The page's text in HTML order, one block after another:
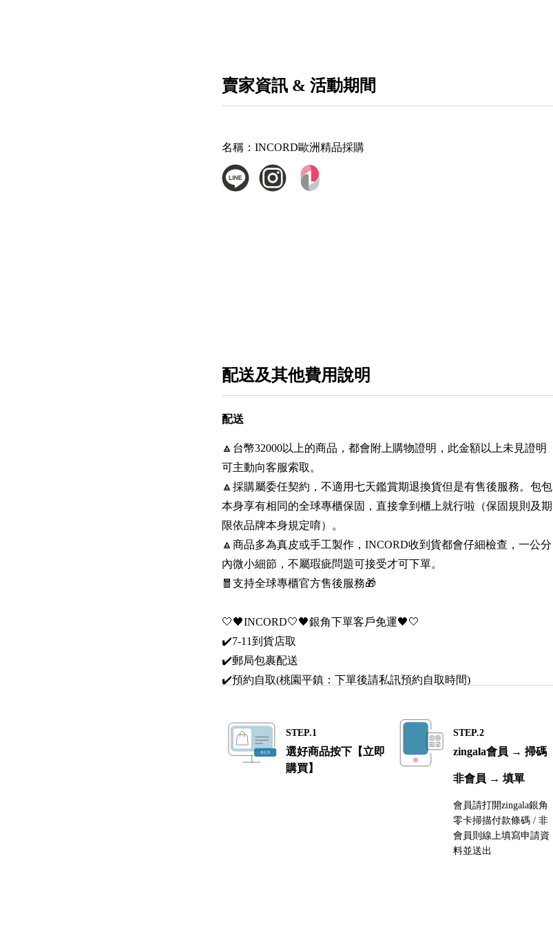
賣家資訊 & 活動期間
名稱： INCORD歐洲精品採購
配送及其他費用說明
配送
🔼台幣32000以上的商品，都會附上購物證明，此金額以上未見證明
可主動向客服索取。
🔼採購屬委任契約，不適用七天鑑賞期退換貨但是有售後服務。包包
本身享有相同的全球專櫃保固，直接拿到櫃上就行啦（保固規則及期
限依品牌本身規定唷）。
🔼商品多為真皮或手工製作，INCORD收到貨都會仔細檢查，一公分
內微小細節，不屬瑕疵問題可接受才可下單。
🧧支持全球專櫃官方售後服務🎁
🤍🖤INCORD🤍🖤銀角下單客戶免運🖤🤍
✔️7-11到貨店取
✔️郵局包裹配送
✔️預約自取(桃園平鎮：下單後請私訊預約自取時間)
STEP.1
選好商品按下【立即
購買】
STEP.2
zingala會員 → 掃碼
非會員 → 填單
會員請打開zingala銀角
零卡掃描付款條碼 / 非
會員則線上填寫申請資
料並送出